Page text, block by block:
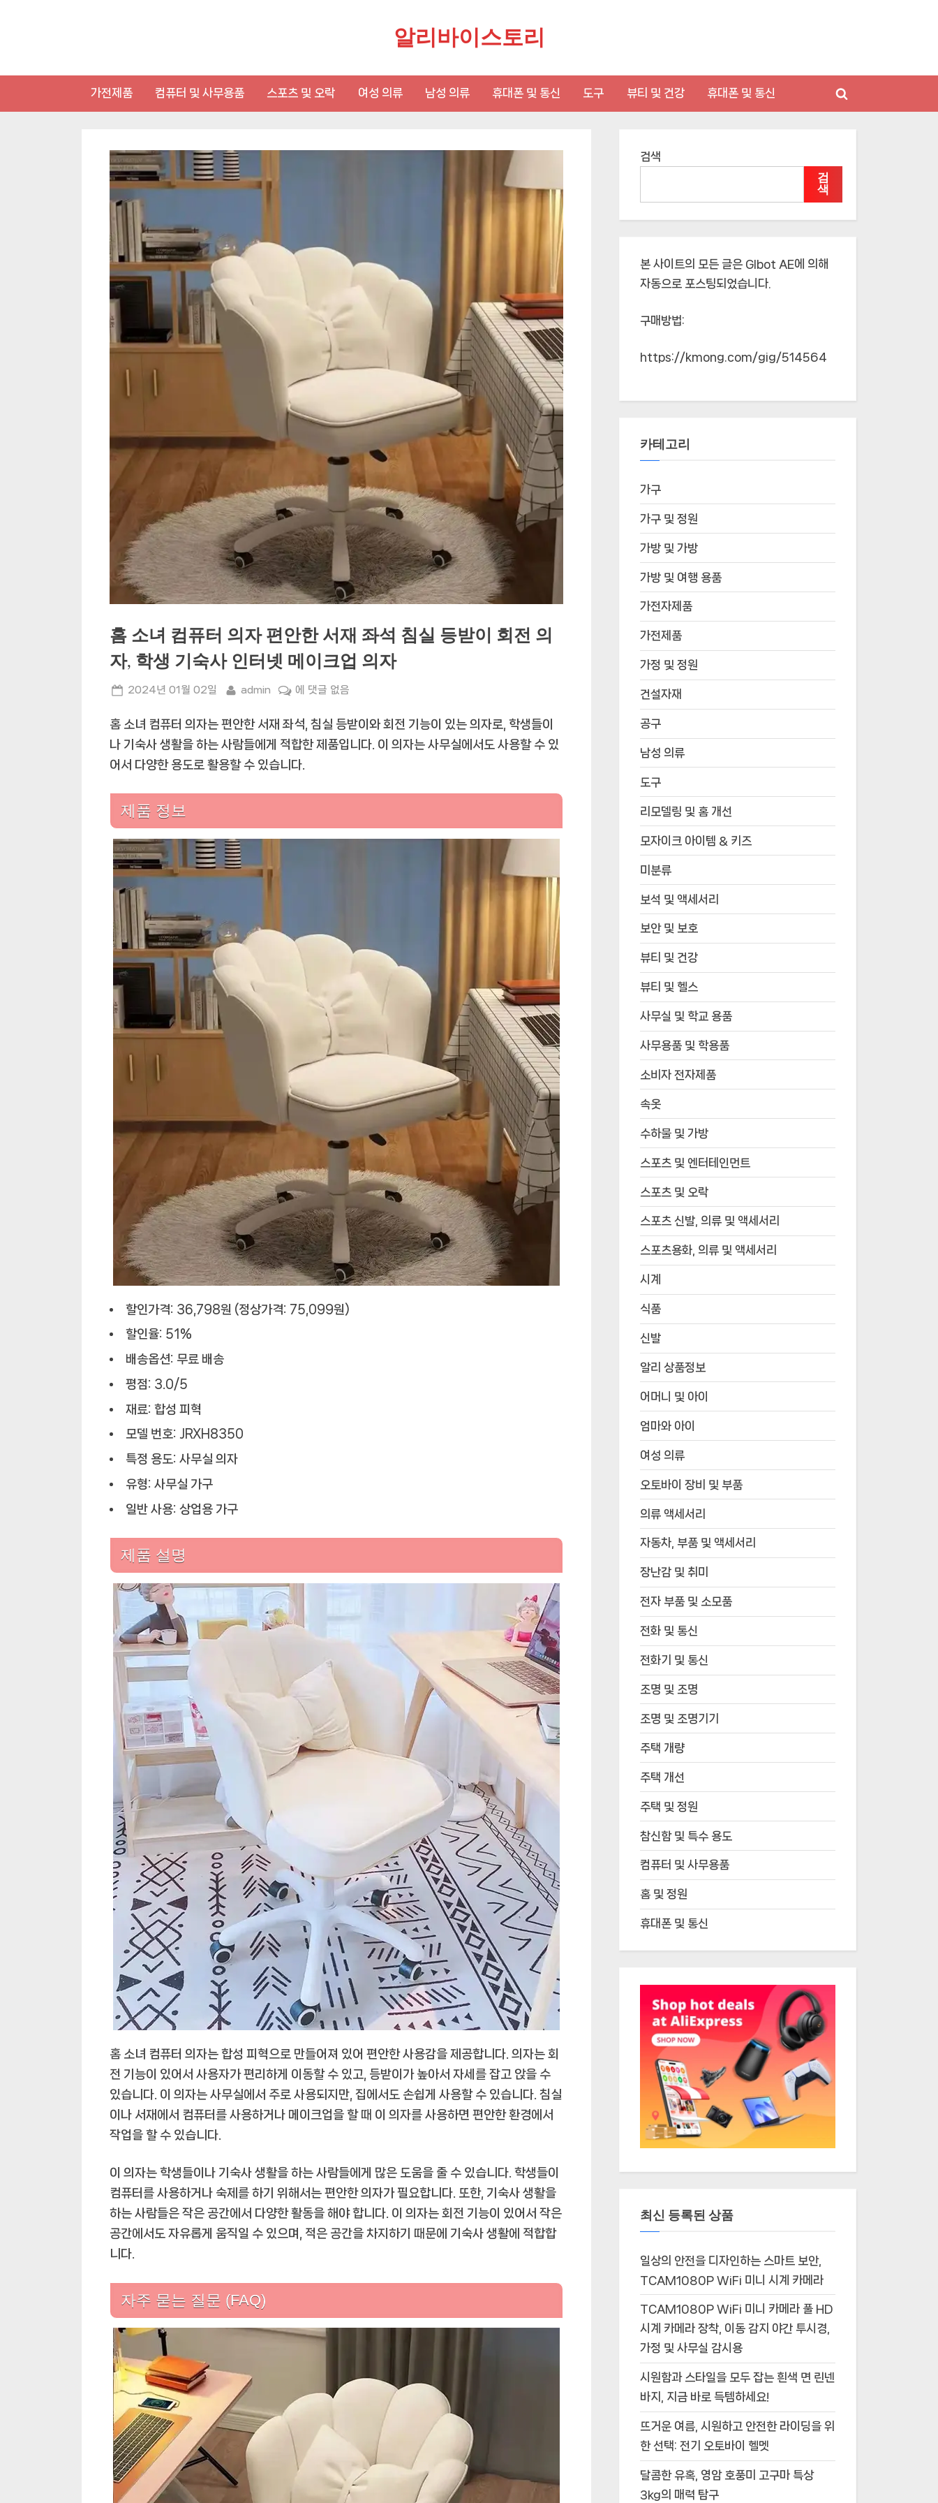
알리바이스토리
가전제품 컴퓨터 및 사무용품 스포츠 및 오락 여성 의류 남성 의류 휴대폰 및 통신 도구 뷰티 및 건강 휴대폰 및 통신
Toggle
홈 소녀 컴퓨터 의자 편안한 서재 좌석 침실 등받이 회전 의
자, 학생 기숙사 인터넷 메이크업 의자
Posted
2024년 01월 02일 By
admin
홈
녀
컴
퓨
의
편
석
침
의
자,
학
생
사
인
터
넷
메
이
크
의
에 댓글 없음
홈 소녀 컴퓨터 의자는 편안한 서재 좌석, 침실 등받이와 회전 기능이 있는 의자로, 학생들이
나 기숙사 생활을 하는 사람들에게 적합한 제품입니다. 이 의자는 사무실에서도 사용할 수 있
어서 다양한 용도로 활용할 수 있습니다.
제품 정보
할인가격: 36,798원 (정상가격: 75,099원)
할인율: 51%
배송옵션: 무료 배송
평점: 3.0/5
재료: 합성 피혁
모델 번호: JRXH8350
특정 용도: 사무실 의자
유형: 사무실 가구
일반 사용: 상업용 가구
제품 설명
홈 소녀 컴퓨터 의자는 합성 피혁으로 만들어져 있어 편안한 사용감을 제공합니다. 의자는 회
전 기능이 있어서 사용자가 편리하게 이동할 수 있고, 등받이가 높아서 자세를 잡고 앉을 수
있습니다. 이 의자는 사무실에서 주로 사용되지만, 집에서도 손쉽게 사용할 수 있습니다. 침실
이나 서재에서 컴퓨터를 사용하거나 메이크업을 할 때 이 의자를 사용하면 편안한 환경에서
작업을 할 수 있습니다.
이 의자는 학생들이나 기숙사 생활을 하는 사람들에게 많은 도움을 줄 수 있습니다. 학생들이
컴퓨터를 사용하거나 숙제를 하기 위해서는 편안한 의자가 필요합니다. 또한, 기숙사 생활을
하는 사람들은 작은 공간에서 다양한 활동을 해야 합니다. 이 의자는 회전 기능이 있어서 작은
공간에서도 자유롭게 움직일 수 있으며, 적은 공간을 차지하기 때문에 기숙사 생활에 적합합
니다.
자주 묻는 질문 (FAQ)
검색
검
색
본 사이트의 모든 글은 Glbot AE에 의해
자동으로 포스팅되었습니다.
구매방법:
https://kmong.com/gig/514564
카테고리
가구
가구 및 정원
가방 및 가방
가방 및 여행 용품
가전자제품
가전제품
가정 및 정원
건설자재
공구
남성 의류
도구
리모델링 및 홈 개선
모자이크 아이템 & 키즈
미분류
보석 및 액세서리
보안 및 보호
뷰티 및 건강
뷰티 및 헬스
사무실 및 학교 용품
사무용품 및 학용품
소비자 전자제품
속옷
수하물 및 가방
스포츠 및 엔터테인먼트
스포츠 및 오락
스포츠 신발, 의류 및 액세서리
스포츠용화, 의류 및 액세서리
시계
식품
신발
알리 상품정보
어머니 및 아이
엄마와 아이
여성 의류
오토바이 장비 및 부품
의류 액세서리
자동차, 부품 및 액세서리
장난감 및 취미
전자 부품 및 소모품
전화 및 통신
전화기 및 통신
조명 및 조명
조명 및 조명기기
주택 개량
주택 개선
주택 및 정원
참신함 및 특수 용도
컴퓨터 및 사무용품
홈 및 정원
휴대폰 및 통신
최신 등록된 상품
일상의 안전을 디자인하는 스마트 보안,
TCAM1080P WiFi 미니 시계 카메라
TCAM1080P WiFi 미니 카메라 풀 HD
시계 카메라 장착, 이동 감지 야간 투시경,
가정 및 사무실 감시용
시원함과 스타일을 모두 잡는 흰색 면 린넨
바지, 지금 바로 득템하세요!
뜨거운 여름, 시원하고 안전한 라이딩을 위
한 선택: 전기 오토바이 헬멧
달콤한 유혹, 영암 호풍미 고구마 특상
3kg의 매력 탐구